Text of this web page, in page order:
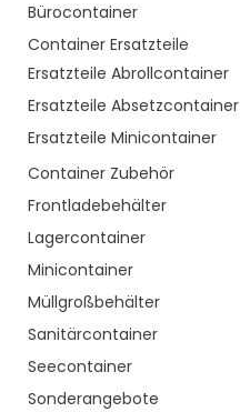
Bürocontainer
Container Ersatzteile
Ersatzteile Abrollcontainer
Ersatzteile Absetzcontainer
Ersatzteile Minicontainer
Container Zubehör
Frontladebehälter
Lagercontainer
Minicontainer
Müllgroßbehälter
Sanitärcontainer
Seecontainer
Sonderangebote